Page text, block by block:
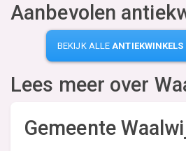
Aanbevolen
BEKIJK ALLE
Lees meer over
Gemeente